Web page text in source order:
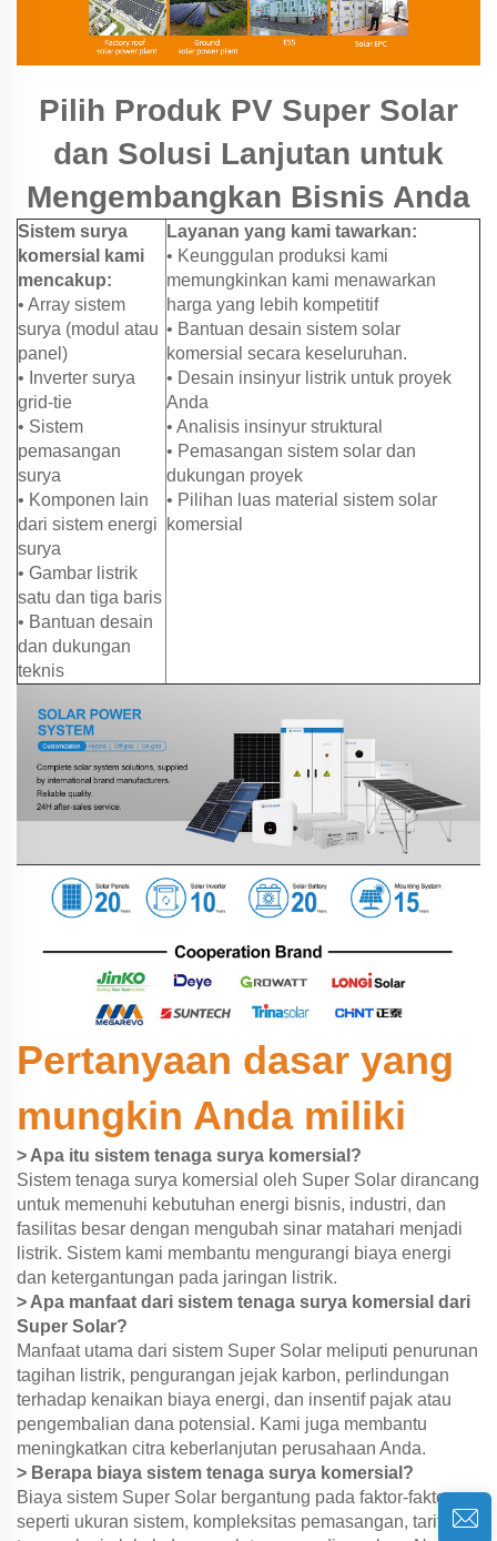
Pilih Produk PV Super Solar
dan Solusi Lanjutan untuk
Mengembangkan Bisnis Anda
Sistem surya
komersial kami
mencakup:
• Array sistem
surya (modul atau
panel)
• Inverter surya
grid-tie
• Sistem
pemasangan
surya
• Komponen lain
dari sistem energi
surya
• Gambar listrik
satu dan tiga baris
• Bantuan desain
dan dukungan
teknis
Layanan yang kami tawarkan:
• Keunggulan produksi kami
memungkinkan kami menawarkan
harga yang lebih kompetitif
• Bantuan desain sistem solar
komersial secara keseluruhan.
• Desain insinyur listrik untuk proyek
Anda
• Analisis insinyur struktural
• Pemasangan sistem solar dan
dukungan proyek
• Pilihan luas material sistem solar
komersial
Pertanyaan dasar yang
mungkin Anda miliki
> Apa itu sistem tenaga surya komersial?
Sistem tenaga surya komersial oleh Super Solar dirancang
untuk memenuhi kebutuhan energi bisnis, industri, dan
fasilitas besar dengan mengubah sinar matahari menjadi
listrik. Sistem kami membantu mengurangi biaya energi
dan ketergantungan pada jaringan listrik.
> Apa manfaat dari sistem tenaga surya komersial dari
Super Solar?
Manfaat utama dari sistem Super Solar meliputi penurunan
tagihan listrik, pengurangan jejak karbon, perlindungan
terhadap kenaikan biaya energi, dan insentif pajak atau
pengembalian dana potensial. Kami juga membantu
meningkatkan citra keberlanjutan perusahaan Anda.
> Berapa biaya sistem tenaga surya komersial?
Biaya sistem Super Solar bergantung pada faktor-faktor
seperti ukuran sistem, kompleksitas pemasangan, tarif